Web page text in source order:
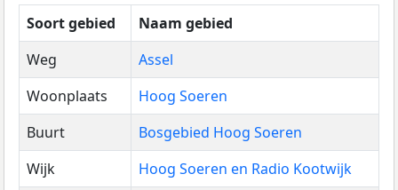
Soort gebied
Naam gebied
Weg
Assel
Woonplaats
Hoog Soeren
Buurt
Bosgebied Hoog Soeren
Wijk
Hoog Soeren en Radio Kootwijk